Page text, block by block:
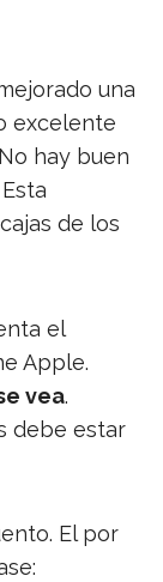
una
excelente
hay buen
de los
el
Apple.
vea.
debe estar
El por